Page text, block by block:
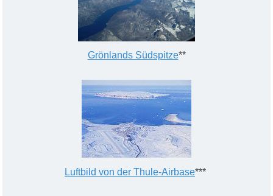
Grönlands Südspitze**
Luftbild von der Thule-Airbase***